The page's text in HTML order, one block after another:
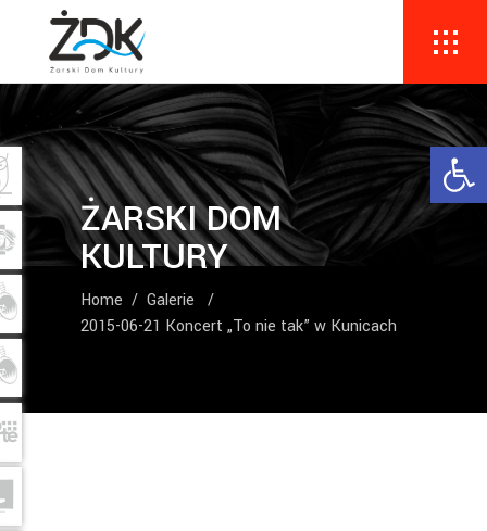
ŻARSKI DOM
KULTURY
Home / Galerie
/
2015-06-21 Koncert „To nie tak” w Kunicach